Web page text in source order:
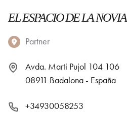
EL ESPACIO DE LA NOVIA
Partner
Avda. Marti Pujol 104 106
08911 Badalona - España
+34930058253